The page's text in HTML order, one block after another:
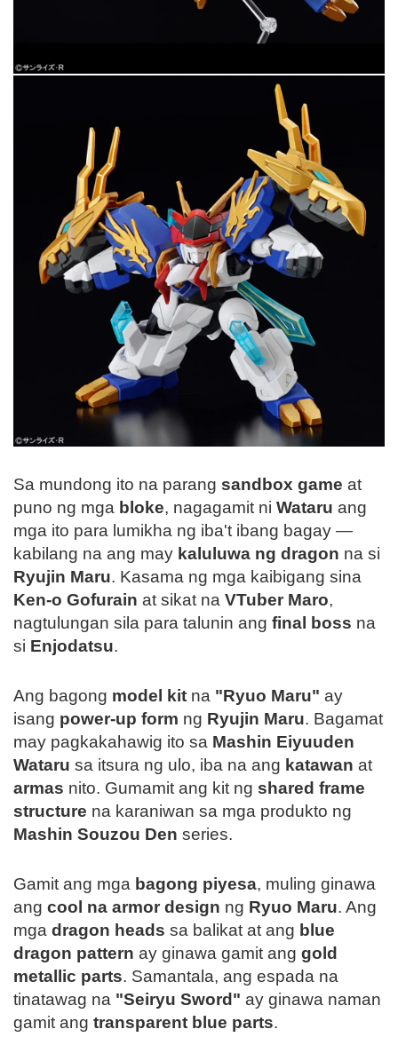
Sa mundong ito na parang sandbox game at
puno ng mga bloke, nagagamit ni Wataru ang
mga ito para lumikha ng iba't ibang bagay —
kabilang na ang may kaluluwa ng dragon na si
Ryujin Maru. Kasama ng mga kaibigang sina
Ken-o Gofurain at sikat na VTuber Maro,
nagtulungan sila para talunin ang final boss na
si Enjodatsu.
Ang bagong model kit na "Ryuo Maru" ay
isang power-up form ng Ryujin Maru. Bagamat
may pagkakahawig ito sa Mashin Eiyuuden
Wataru sa itsura ng ulo, iba na ang katawan at
armas nito. Gumamit ang kit ng shared frame
structure na karaniwan sa mga produkto ng
Mashin Souzou Den series.
Gamit ang mga bagong piyesa, muling ginawa
ang cool na armor design ng Ryuo Maru. Ang
mga dragon heads sa balikat at ang blue
dragon pattern ay ginawa gamit ang gold
metallic parts. Samantala, ang espada na
tinatawag na "Seiryu Sword" ay ginawa naman
gamit ang transparent blue parts.